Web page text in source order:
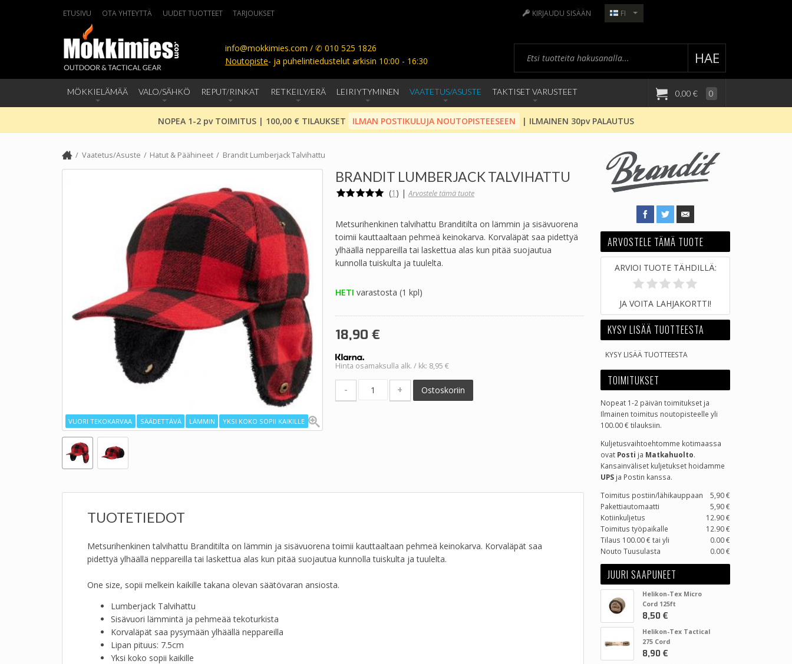
ETUSIVU OTA YHTEYTTÄ UUDET TUOTTEET TARJOUKSET KIRJAUDU SISÄÄN
info@mokkimies.com / ✆ 010 525 1826
Noutopiste- ja puhelintiedustelut arkisin 10:00 - 16:30 HAE
FI
MÖKKIELÄMÄÄ VALO/SÄHKÖ REPUT/RINKAT RETKEILY/ERÄ LEIRIYTYMINEN VAATETUS/ASUSTE TAKTISET VARUSTEET 0,00 € 0
NOPEA 1-2 pv TOIMITUS | 100,00 € TILAUKSET ILMAN POSTIKULUJA NOUTOPISTEESEEN | ILMAINEN 30pv PALAUTUS
Vaatetus/Asuste Hatut & Päähineet Brandit Lumberjack Talvihattu
BRANDIT LUMBERJACK TALVIHATTU
(1 ) |Arvostele tämä tuote
VUORI TEKOKARVAA SÄÄDETTÄVÄ LÄMMIN YKSI KOKO SOPII KAIKILLE
Metsurihenkinen talvihattu Branditilta on lämmin ja sisävuorena
toimii kauttaaltaan pehmeä keinokarva. Korvaläpät saa pidettyä
ylhäällä neppareilla tai laskettua alas kun pitää suojautua
kunnolla tuiskulta ja tuulelta.
HETI varastosta (1 kpl)
18,90 €
Hinta osamaksulla alk. / kk: 8,95 €
- + Ostoskoriin
TUOTETIEDOT
Metsurihenkinen talvihattu Branditilta on lämmin ja sisävuorena toimii kauttaaltaan pehmeä keinokarva. Korvaläpät saa
pidettyä ylhäällä neppareilla tai laskettua alas kun pitää suojautua kunnolla tuiskulta ja tuulelta.
One size, sopii melkein kaikille takana olevan säätövaran ansiosta.
Lumberjack Talvihattu
Sisävuori lämmintä ja pehmeää tekoturkista
Korvaläpät saa pysymään ylhäällä neppareilla
Lipan pituus: 7.5cm
Yksi koko sopii kaikille
ARVOSTELE TÄMÄ TUOTE
ARVIOI TUOTE TÄHDILLÄ:
JA VOITA LAHJAKORTTI!
KYSY LISÄÄ TUOTTEESTA
KYSY LISÄÄ TUOTTEESTA
TOIMITUKSET
Nopeat 1-2 päivän toimitukset ja
Ilmainen toimitus noutopisteelle yli
100.00 € tilauksiin.
Kuljetusvaihtoehtomme kotimaassa
ovat Posti ja Matkahuolto.
Kansainväliset kuljetukset hoidamme
UPS ja Postin kanssa.
Toimitus postiin/lähikauppaan
5,90 €
Pakettiautomaatti
5,90 €
Kotiinkuljetus
12.90 €
Toimitus työpaikalle
12.90 €
Tilaus 100.00 € tai yli
0.00 €
Nouto Tuusulasta
0.00 €
JUURI SAAPUNEET
Helikon-Tex Micro
Cord 125ft
8,50 €
Helikon-Tex Tactical
275 Cord
8,90 €